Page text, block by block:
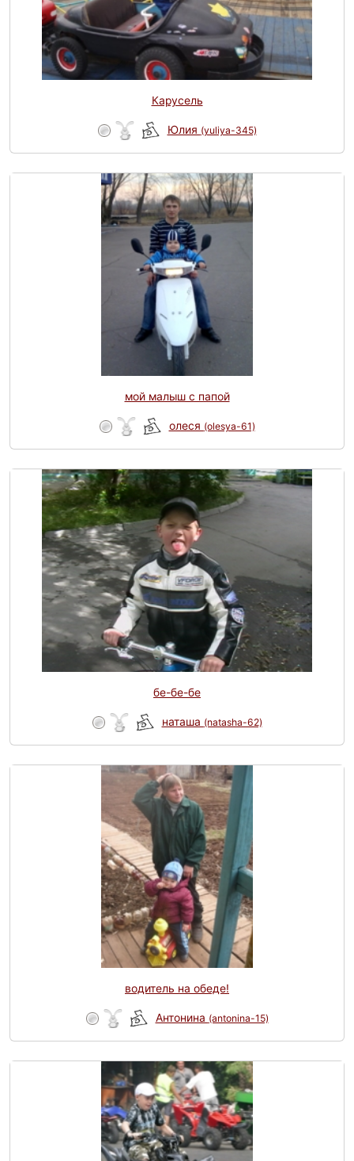
Карусель
Юлия (yuliya-345)
мой малыш с папой
олеся (olesya-61)
бе-бе-бе
наташа (natasha-62)
водитель на обеде!
Антонина (antonina-15)